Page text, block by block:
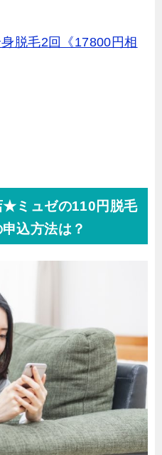
脱毛2回《17800円相
★ミュゼの110円脱毛
込方法は？